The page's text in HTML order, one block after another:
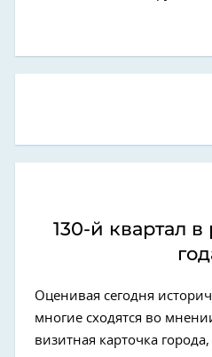
130-й квартал
Оценивая сегодня
многие сходятся во
визитная карточка